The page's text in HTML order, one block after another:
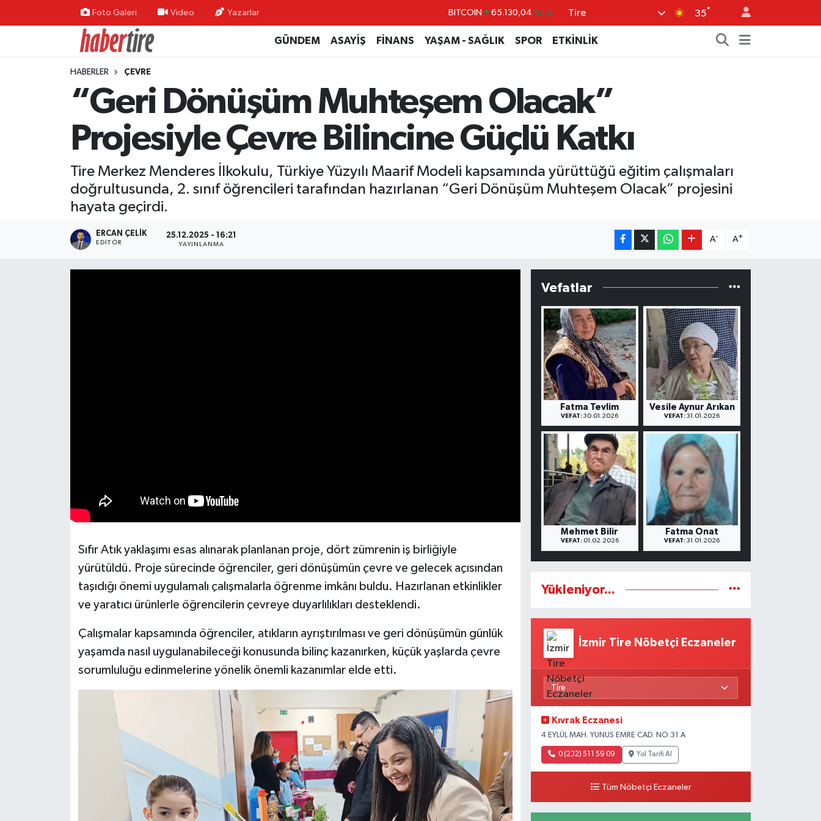
Foto Galeri Video Yazarlar DOLAR 47,7106 %0.17
EURO 55,1652 %0.27
BİST100 13.773 %-19
BITCOIN 65.130,04 %1.2
Tire 35°
GÜNDEM ASAYİŞ FİNANS YAŞAM - SAĞLIK SPOR ETKİNLİK
HABERLER ÇEVRE
“Geri Dönüşüm Muhteşem Olacak”
Projesiyle Çevre Bilincine Güçlü Katkı
Tire Merkez Menderes İlkokulu, Türkiye Yüzyılı Maarif Modeli kapsamında yürüttüğü eğitim çalışmaları
doğrultusunda, 2. sınıf öğrencileri tarafından hazırlanan “Geri Dönüşüm Muhteşem Olacak” projesini
hayata geçirdi.
ERCAN ÇELIK
EDITÖR
25.12.2025 - 16:21
YAYINLANMA
A- A+
Sıfır Atık yaklaşımı esas alınarak planlanan proje, dört zümrenin iş birliğiyle
yürütüldü. Proje sürecinde öğrenciler, geri dönüşümün çevre ve gelecek açısından
taşıdığı önemi uygulamalı çalışmalarla öğrenme imkânı buldu. Hazırlanan etkinlikler
ve yaratıcı ürünlerle öğrencilerin çevreye duyarlılıkları desteklendi.
Çalışmalar kapsamında öğrenciler, atıkların ayrıştırılması ve geri dönüşümün günlük
yaşamda nasıl uygulanabileceği konusunda bilinç kazanırken, küçük yaşlarda çevre
sorumluluğu edinmelerine yönelik önemli kazanımlar elde etti.
Vefatlar
Fatma Tevlim
VEFAT: 30.01.2026
Vesile Aynur Arıkan
VEFAT: 31.01.2026
Mehmet Bilir
VEFAT:01.02.2026
Fatma Onat
VEFAT: 31.01.2026
Yükleniyor...
İzmir Tire Nöbetçi Eczaneler
Kıvrak Eczanesi
4 EYLÜL MAH. YUNUS EMRE CAD. NO:31 A
0 (232) 511 59 09 Yol Tarifi Al
Tüm Nöbetçi Eczaneler
Tire Nöbetçi Eczaneler
Tire Hava Durumu
Tire Trafik Yoğunluk Haritası
Süper Lig Puan Durumu ve Fikstür
Tüm Manşetler
Son Dakika Haberleri
Haber Arşivi